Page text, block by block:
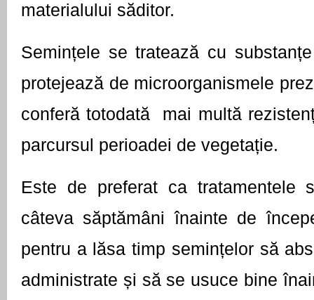
materialului săditor.
Semințele se tratează cu
protejează de microorganismele
conferă totodată  mai multă
parcursul perioadei de vegetație.
Este de preferat ca tratamentele
câteva săptămâni înainte de
pentru a lăsa timp semințelor să
administrate și să se usuce bine